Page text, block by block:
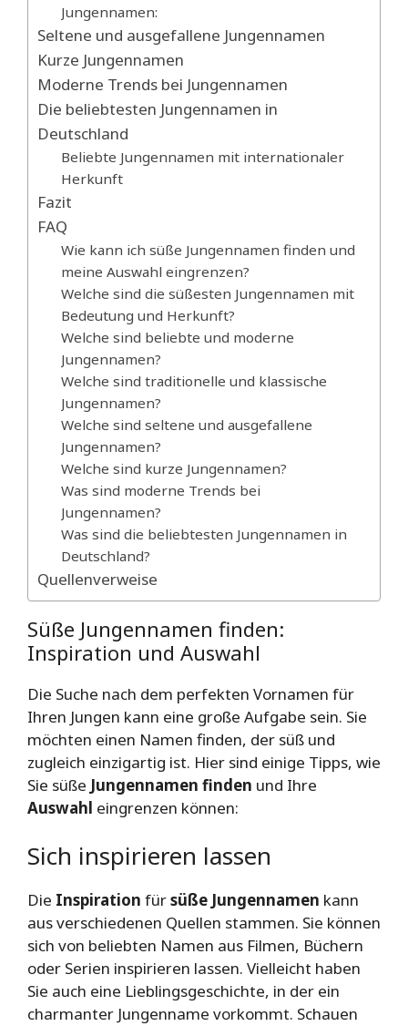
Jungennamen:
Seltene und ausgefallene Jungennamen
Kurze Jungennamen
Moderne Trends bei Jungennamen
Die beliebtesten Jungennamen in
Deutschland
Beliebte Jungennamen mit internationaler
Herkunft
Fazit
FAQ
Wie kann ich süße Jungennamen finden und
meine Auswahl eingrenzen?
Welche sind die süßesten Jungennamen mit
Bedeutung und Herkunft?
Welche sind beliebte und moderne
Jungennamen?
Welche sind traditionelle und klassische
Jungennamen?
Welche sind seltene und ausgefallene
Jungennamen?
Welche sind kurze Jungennamen?
Was sind moderne Trends bei
Jungennamen?
Was sind die beliebtesten Jungennamen in
Deutschland?
Quellenverweise
Süße Jungennamen finden:
Inspiration und Auswahl
Die Suche nach dem perfekten Vornamen für
Ihren Jungen kann eine große Aufgabe sein. Sie
möchten einen Namen finden, der süß und
zugleich einzigartig ist. Hier sind einige Tipps, wie
Sie süße Jungennamen finden und Ihre
Auswahl eingrenzen können:
Sich inspirieren lassen
Die Inspiration fürsüße Jungennamen kann
aus verschiedenen Quellen stammen. Sie können
sich von beliebten Namen aus Filmen, Büchern
oder Serien inspirieren lassen. Vielleicht haben
Sie auch eine Lieblingsgeschichte, in der ein
charmanter Jungenname vorkommt. Schauen